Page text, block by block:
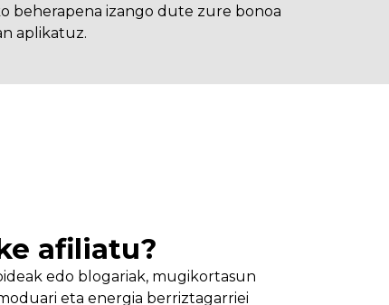
beherapena izango dute zure bonoa
aplikatuz.
afiliatu?
edo blogariak, mugikortasun
eta energia berriztagarriei